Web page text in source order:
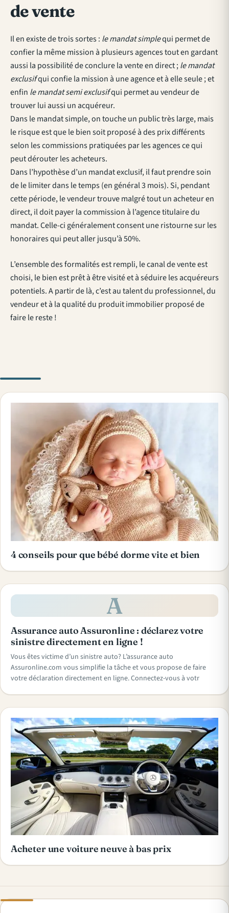
de vente
Il en existe de trois sortes : le mandat simplequi permet de
confier la même mission à plusieurs agences tout en gardant
aussi la possibilité de conclure la vente en direct ;le mandat
exclusifqui confie la mission à une agence et à elle seule ; et
enfin le mandat semi exclusifqui permet au vendeur de
trouver lui aussi un acquéreur.
Dans le mandat simple, on touche un public très large, mais
le risque est que le bien soit proposé à des prix différents
selon les commissions pratiquées par les agences ce qui
peut dérouter les acheteurs.
Dans l’hypothèse d’un mandat exclusif, il faut prendre soin
de le limiter dans le temps (en général 3 mois). Si, pendant
cette période, le vendeur trouve malgré tout un acheteur en
direct, il doit payer la commission à l’agence titulaire du
mandat. Celle-ci généralement consent une ristourne sur les
honoraires qui peut aller jusqu’à 50%.
L’ensemble des formalités est rempli, le canal de vente est
choisi, le bien est prêt à être visité et à séduire les acquéreurs
potentiels. A partir de là, c’est au talent du professionnel, du
vendeur et à la qualité du produit immobilier proposé de
faire le reste !
4 conseils pour que bébé dorme vite et bien
A
Assurance auto Assuronline : déclarez votre
sinistre directement en ligne !
Vous êtes victime d’un sinistre auto? L’assurance auto
Assuronline.com vous simplifie la tâche et vous propose de faire
votre déclaration directement en ligne. Connectez-vous à votr
Acheter une voiture neuve à bas prix